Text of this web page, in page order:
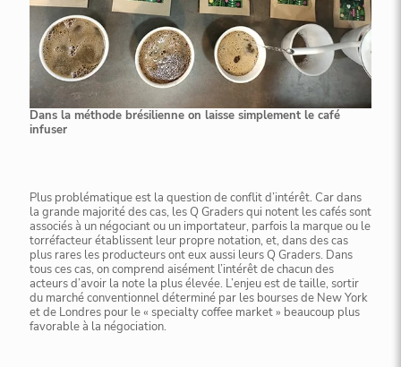
Dans la méthode brésilienne on laisse simplement le café
infuser
Plus problématique est la question de conflit d’intérêt. Car dans
la grande majorité des cas, les Q Graders qui notent les cafés sont
associés à un négociant ou un importateur, parfois la marque ou le
torréfacteur établissent leur propre notation, et, dans des cas
plus rares les producteurs ont eux aussi leurs Q Graders. Dans
tous ces cas, on comprend aisément l’intérêt de chacun des
acteurs d’avoir la note la plus élevée. L’enjeu est de taille, sortir
du marché conventionnel déterminé par les bourses de New York
et de Londres pour le « specialty coffee market » beaucoup plus
favorable à la négociation.